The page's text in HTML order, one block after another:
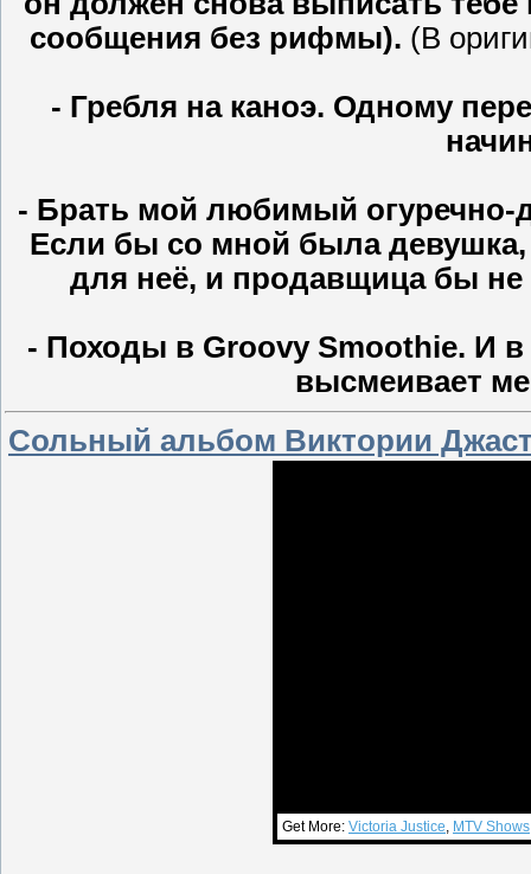
сообщения без рифмы). (В
- Гребля на каноэ. Одному
- Брать мой любимый огуречно-
Если бы со мной была
для неё, и продавщица бы не
- Походы в Groovy Smoothie. И в
высмеивает
Сольный альбом Виктории
Get More: Victoria Justice MTV Shows